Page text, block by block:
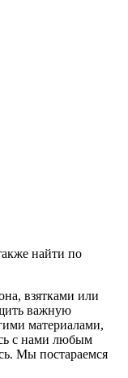
найти по
взятками или
важную
материалами,
с нами любым
Мы постараемся